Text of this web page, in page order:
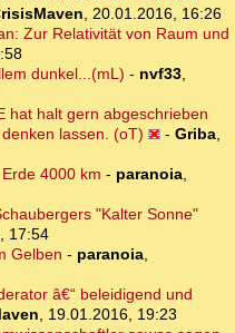
20.01.2016, 16:26
Zur Relativität von Raum und
dunkel...(mL) - nvf33,
hat halt gern abgeschrieben
lassen. (oT)
- Griba
4000 km - paranoia,
"Kalter Sonne"
17:54
Gelben - paranoia,
â€“ beleidigend und
19.01.2016, 19:23